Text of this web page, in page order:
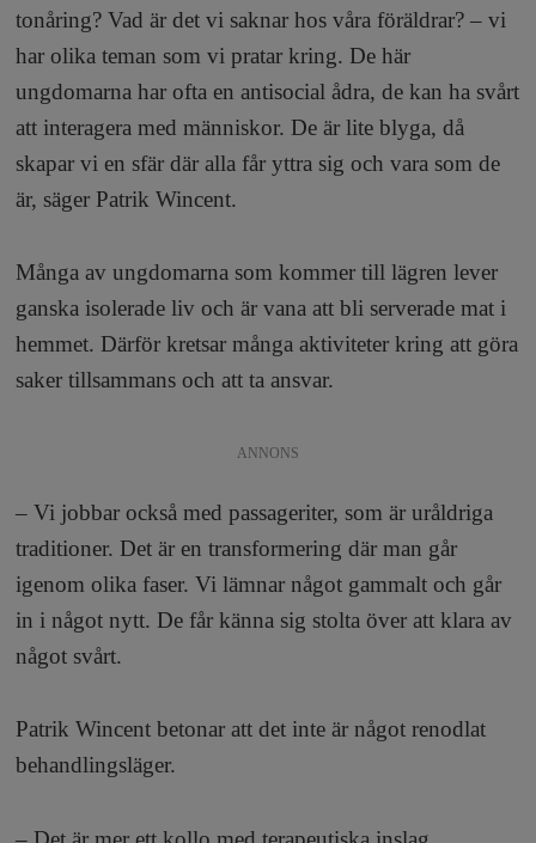
tonåring? Vad är det vi saknar hos våra föräldrar? – vi
har olika teman som vi pratar kring. De här
ungdomarna har ofta en antisocial ådra, de kan ha svårt
att interagera med människor. De är lite blyga, då
skapar vi en sfär där alla får yttra sig och vara som de
är, säger Patrik Wincent.
Många av ungdomarna som kommer till lägren lever
ganska isolerade liv och är vana att bli serverade mat i
hemmet. Därför kretsar många aktiviteter kring att göra
saker tillsammans och att ta ansvar.
ANNONS
– Vi jobbar också med passageriter, som är uråldriga
traditioner. Det är en transformering där man går
igenom olika faser. Vi lämnar något gammalt och går
in i något nytt. De får känna sig stolta över att klara av
något svårt.
Patrik Wincent betonar att det inte är något renodlat
behandlingsläger.